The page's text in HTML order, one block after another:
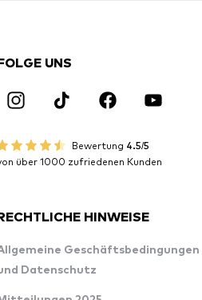
UNS
Bewertung 4.5/5
über 1000 zufriedenen Kunden
HINWEISE
Geschäftsbedingungen
Datenschutz